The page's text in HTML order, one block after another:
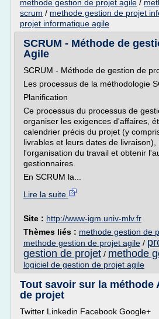
methode gestion de projet agile /
scrum / methode gestion de projet
projet informatique agile
SCRUM - Méthode de
Agile
SCRUM - Méthode de gestion de
Les processus de la méthodologie
Planification
Ce processus du processus de
organiser les exigences d'affaires,
calendrier précis du projet (y
livrables et leurs dates de livraison),
l'organisation du travail et obtenir
gestionnaires.
En SCRUM la...
Lire la suite
Site : http://www-igm.univ-mlv.fr
Thèmes liés : methode gestion de
methode gestion de projet agile /
gestion de projet / methode
logiciel de gestion de projet agile
Tout savoir sur la méthode
de projet
Twitter Linkedin Facebook Google+